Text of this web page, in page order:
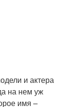
и актера
на нем уж
имя –